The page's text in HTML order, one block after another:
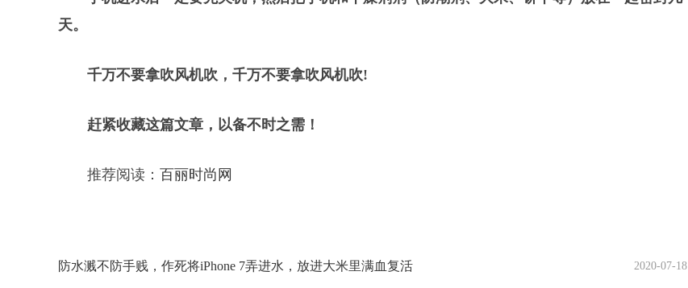
天。
千万不要拿吹风机吹，千万不要拿吹风机吹!
赶紧收藏这篇文章，以备不时之需！
推荐阅读： 百丽时尚网
2020-07-18
防水溅不防手贱，作死将iPhone 7弄进水，放进大米里满血复活